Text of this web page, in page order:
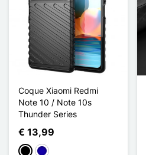
Coque Xiaomi Redmi
Note 10 / Note 10s
Thunder Series
€ 13,99
ZwartDonkerblauw